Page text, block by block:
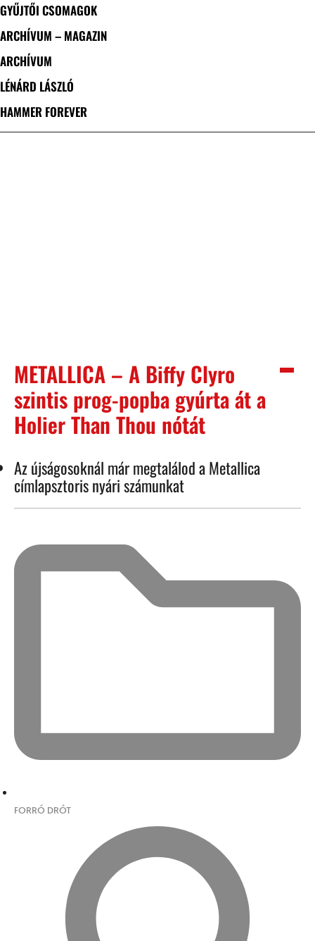
GYŰJTŐI CSOMAGOK
ARCHÍVUM – MAGAZIN
ARCHÍVUM
LÉNÁRD LÁSZLÓ
HAMMER FOREVER
METALLICA – A Biffy Clyro
szintis prog-popba gyúrta át a
Holier Than Thou nótát
Az újságosoknál már megtalálod a Metallica
címlapsztoris nyári számunkat
FORRÓ DRÓT